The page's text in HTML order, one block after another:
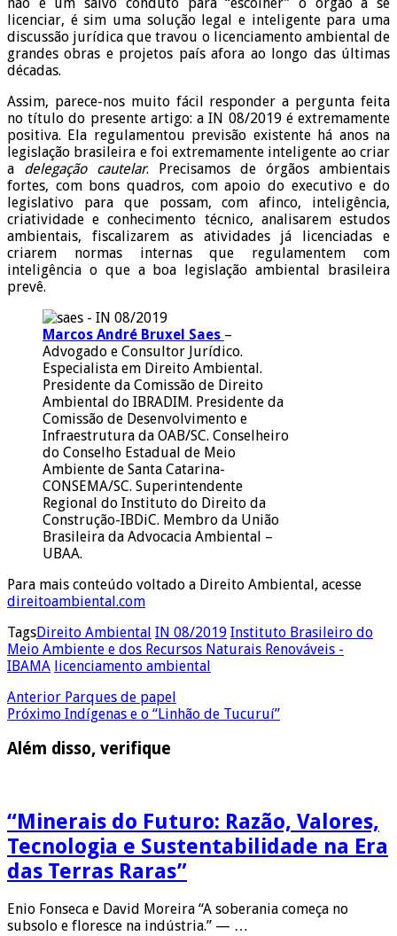
licenciar, é sim uma solução legal e inteligente para uma
discussão jurídica que travou o licenciamento ambiental de
grandes obras e projetos país afora ao longo das últimas
décadas.
Assim, parece-nos muito fácil responder a pergunta feita
no título do presente artigo: a IN 08/2019 é extremamente
positiva. Ela regulamentou previsão existente há anos na
legislação brasileira e foi extremamente inteligente ao criar
a delegação cautelar. Precisamos de órgãos ambientais
fortes, com bons quadros, com apoio do executivo e do
legislativo para que possam, com afinco, inteligência,
criatividade e conhecimento técnico, analisarem estudos
ambientais, fiscalizarem as atividades já licenciadas e
criarem normas internas que regulamentem com
inteligência o que a boa legislação ambiental brasileira
prevê.
Marcos André Bruxel Saes –
Advogado e Consultor Jurídico.
Especialista em Direito Ambiental.
Presidente da Comissão de Direito
Ambiental do IBRADIM. Presidente da
Comissão de Desenvolvimento e
Infraestrutura da OAB/SC. Conselheiro
do Conselho Estadual de Meio
Ambiente de Santa Catarina-
CONSEMA/SC. Superintendente
Regional do Instituto do Direito da
Construção-IBDiC. Membro da União
Brasileira da Advocacia Ambiental –
UBAA.
Para mais conteúdo voltado a Direito Ambiental, acesse
direitoambiental.com
TagsDireito Ambiental IN 08/2019 Instituto Brasileiro do
Meio Ambiente e dos Recursos Naturais Renováveis -
IBAMA licenciamento ambiental
Anterior Parques de papel
Próximo Indígenas e o “Linhão de Tucuruí”
Além disso, verifique
“Minerais do Futuro: Razão, Valores,
Tecnologia e Sustentabilidade na Era
das Terras Raras”
Enio Fonseca e David Moreira “A soberania começa no
subsolo e floresce na indústria.” — …